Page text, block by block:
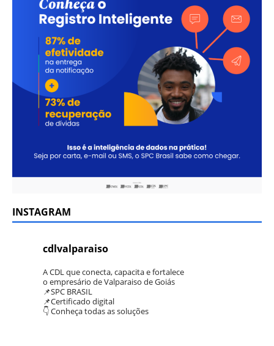
INSTAGRAM
cdlvalparaiso
A CDL que conecta, capacita e fortalece
o empresário de Valparaiso de Goiás
📌SPC BRASIL
📌Certificado digital
👇 Conheça todas as soluções